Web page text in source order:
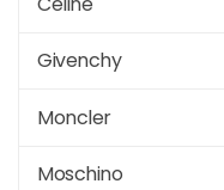
Givenchy
Moncler
Moschino